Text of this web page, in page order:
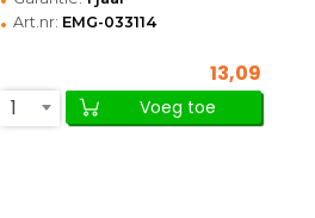
• Art.nr: EMG-033114
13,09
1
Voeg toe